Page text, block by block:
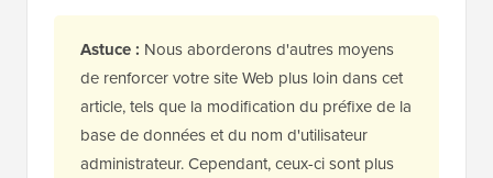
Astuce : Nous aborderons d'autres moyens
de renforcer votre site Web plus loin dans cet
article, tels que la modification du préfixe de la
base de données et du nom d'utilisateur
administrateur. Cependant, ceux-ci sont plus